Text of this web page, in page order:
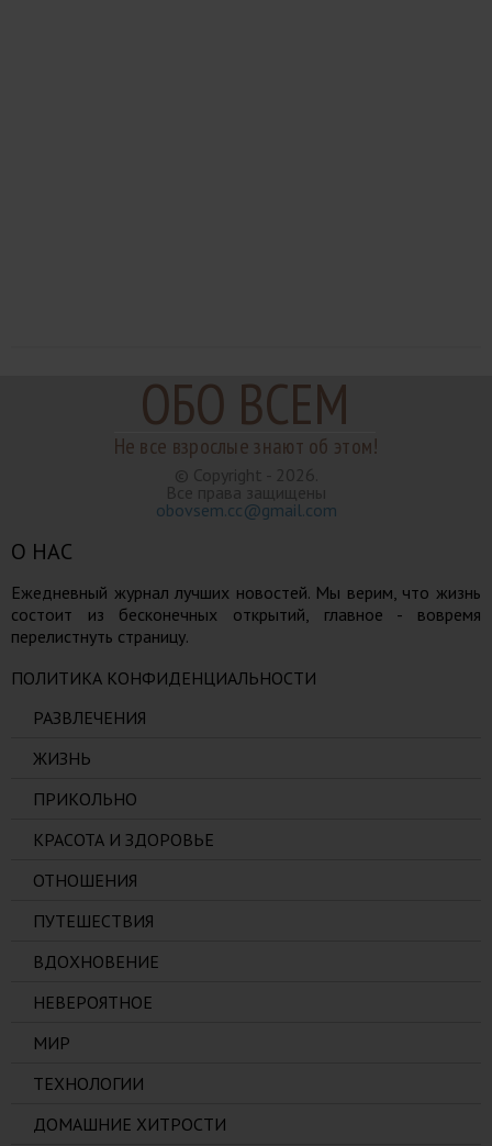
ОБО ВСЕМ
Не все взрослые знают об этом!
© Copyright - 2026.
Все права защищены
obovsem.cc@gmail.com
О НАС
Ежедневный журнал лучших новостей. Мы верим, что жизнь
состоит из бесконечных открытий, главное - вовремя
перелистнуть страницу.
ПОЛИТИКА КОНФИДЕНЦИАЛЬНОСТИ
РАЗВЛЕЧЕНИЯ
ЖИЗНЬ
ПРИКОЛЬНО
КРАСОТА И ЗДОРОВЬЕ
ОТНОШЕНИЯ
ПУТЕШЕСТВИЯ
ВДОХНОВЕНИЕ
НЕВЕРОЯТНОЕ
МИР
ТЕХНОЛОГИИ
ДОМАШНИЕ ХИТРОСТИ